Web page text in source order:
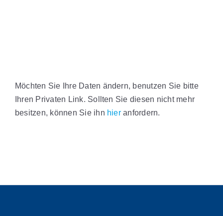
Möchten Sie Ihre Daten ändern, benutzen Sie bitte
Ihren Privaten Link. Sollten Sie diesen nicht mehr
besitzen, können Sie ihn hieranfordern.